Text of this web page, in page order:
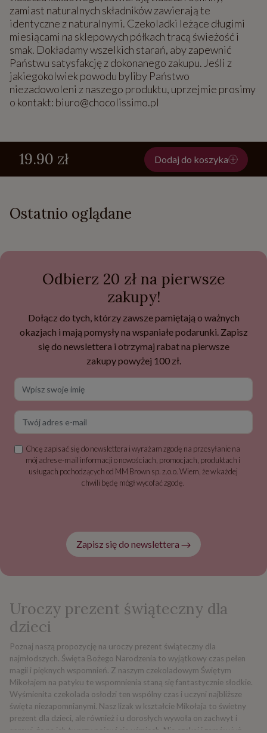
zamiast naturalnych składników zawierają te
identyczne z naturalnymi. Czekoladki leżące długimi
miesiącami na sklepowych półkach tracą świeżość i
smak. Dokładamy wszelkich starań, aby zapewnić
Państwu satysfakcję z dokonanego zakupu. Jeśli z
jakiegokolwiek powodu byliby Państwo
niezadowoleni z naszego produktu, uprzejmie prosimy
o kontakt: biuro@chocolissimo.pl
19.90 zł Dodaj do koszyka
Ostatnio oglądane
Odbierz 20 zł na pierwsze
zakupy!
Dołącz do tych, którzy zawsze pamiętają o ważnych
okazjach i mają pomysły na wspaniałe podarunki. Zapisz
się do newslettera i otrzymaj rabat na pierwsze
zakupy powyżej 100 zł.
Chcę zapisać się do newslettera i wyrażam zgodę na przesyłanie na
mój adres e-mail informacji o nowościach, promocjach, produktach i
usługach pochodzących od MM Brown sp. z.o.o. Wiem, że w każdej
chwili będę mógł wycofać zgodę.
Zapisz się do newslettera
Uroczy prezent świąteczny dla
dzieci
Poznaj naszą propozycję na uroczy prezent świąteczny dla
najmłodszych. Święta Bożego Narodzenia to wyjątkowy czas pełen
magii i pięknych wspomnień. Z naszym czekoladowym Świętym
Mikołajem na patyku te wspomnienia staną się fantastycznie słodkie.
Wyśmienita czekolada osłodzi ten wspólny czas i uczyni najbliższe
święta niezapomnianymi. Nasz lizak w kształcie Mikołaja to świetny
prezent dla dzieci, ale również i u dorosłych wywoła on zachwyt i
sprawi, że na ich twarzy pojawi się uśmiech. Nie czekaj i zamów już